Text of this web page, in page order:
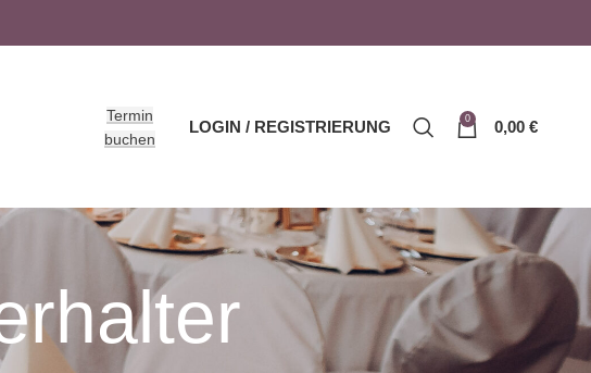
Termin
buchen
LOGIN / REGISTRIERUNG 0 0,00€